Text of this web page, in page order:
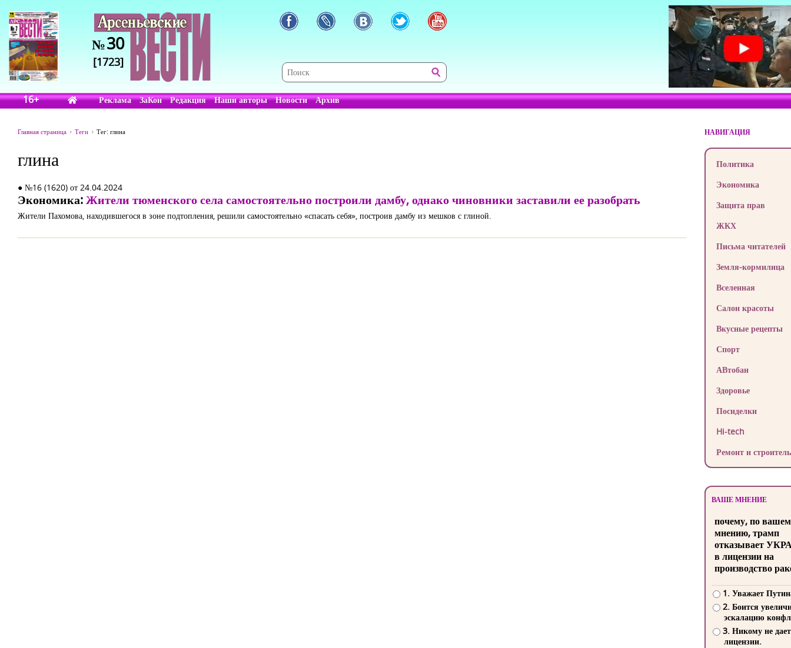
№30
[1723]
16+ Реклама ЗаКон Редакция Наши авторы Новости Архив
Главная страница Теги Тег: глина
глина
● №16 (1620) от 24.04.2024
Экономика:Жители тюменского села самостоятельно построили дамбу, однако чиновники заставили ее разобрать
Жители Пахомова, находившегося в зоне подтопления, решили самостоятельно «спасать себя», построив дамбу из мешков с глиной.
НАВИГАЦИЯ
Политика
Экономика
Защита прав
ЖКХ
Письма читателей
Земля-кормилица
Вселенная
Салон красоты
Вкусные рецепты
Спорт
АВтобан
Здоровье
Посиделки
Hi-tech
Ремонт и
ВАШЕ МНЕНИЕ
почему, по
мнению, трамп
отказывает
в лицензии на
производство
1. Уважает
2. Боится
эскалацию
3. Никому не
лицензии.